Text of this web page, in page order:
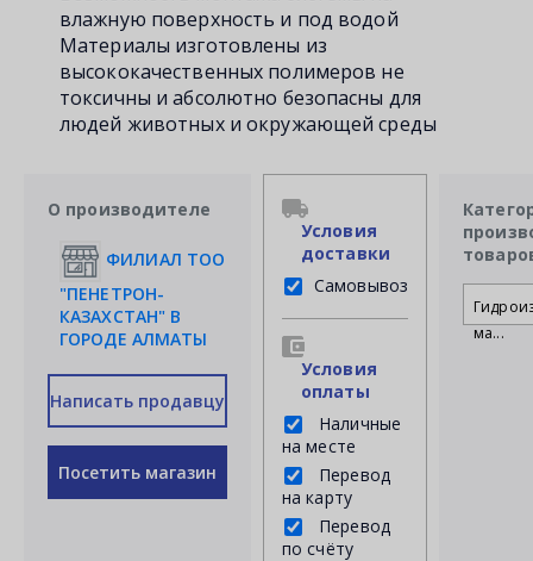
влажную поверхность и под водой
Материалы изготовлены из
высококачественных полимеров не
токсичны и абсолютно безопасны для
людей животных и окружающей среды
О производителе
ФИЛИАЛ ТОО
"ПЕНЕТРОН-
КАЗАХСТАН" В
ГОРОДЕ АЛМАТЫ
Написать продавцу
Посетить магазин
Условия
доставки
Самовывоз
Условия
оплаты
Наличные
на месте
Перевод
на карту
Перевод
по счёту
ма...